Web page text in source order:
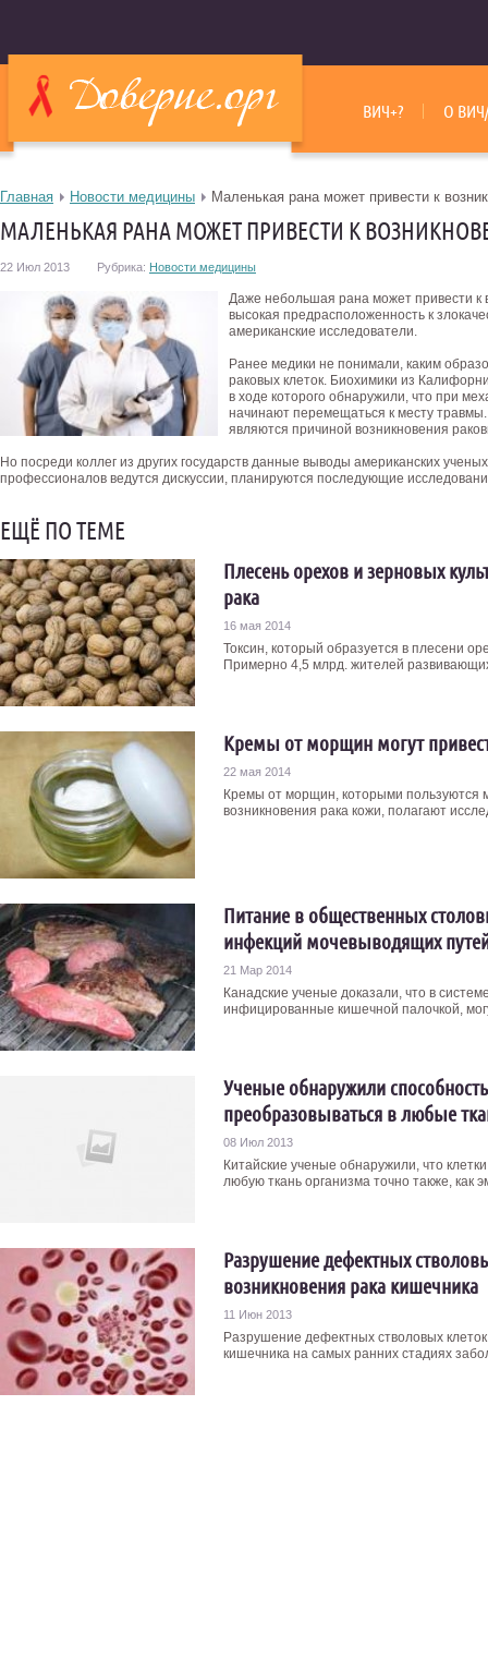
ВИЧ+? О
Главная Новости медицины Маленькая рана может привести к
МАЛЕНЬКАЯ РАНА МОЖЕТ ПРИВЕСТИ К
22 Июл 2013 Рубрика: Новости медицины
Даже небольшая рана может привести к
высокая предрасположенность к
американские исследователи.
Ранее медики не понимали, каким
раковых клеток. Биохимики из
в ходе которого обнаружили, что при
начинают перемещаться к месту травмы.
являются причиной возникновения
Но посреди коллег из других государств данные выводы американских
профессионалов ведутся дискуссии, планируются последующие
ЕЩЁ ПО ТЕМЕ
Плесень орехов и зерновых
рака
16 мая 2014
Токсин, который образуется в плесени
Примерно 4,5 млрд. жителей
Кремы от морщин могут
22 мая 2014
Кремы от морщин, которыми пользуются
возникновения рака кожи, полагают
Питание в общественных
инфекций мочевыводящих
21 Мар 2014
Канадские ученые доказали, что в
инфицированные кишечной палочкой,
Ученые обнаружили
преобразовываться в любые
08 Июл 2013
Китайские ученые обнаружили, что
любую ткань организма точно также, как
Разрушение дефектных
возникновения рака кишечника
11 Июн 2013
Разрушение дефектных стволовых
кишечника на самых ранних стадиях